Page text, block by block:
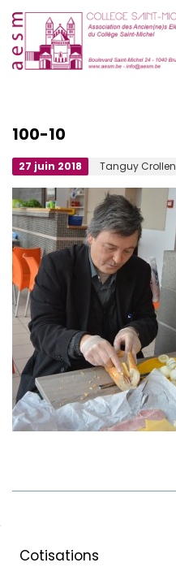
100-10
27 juin 2018 Tanguy Crollen
Cotisations